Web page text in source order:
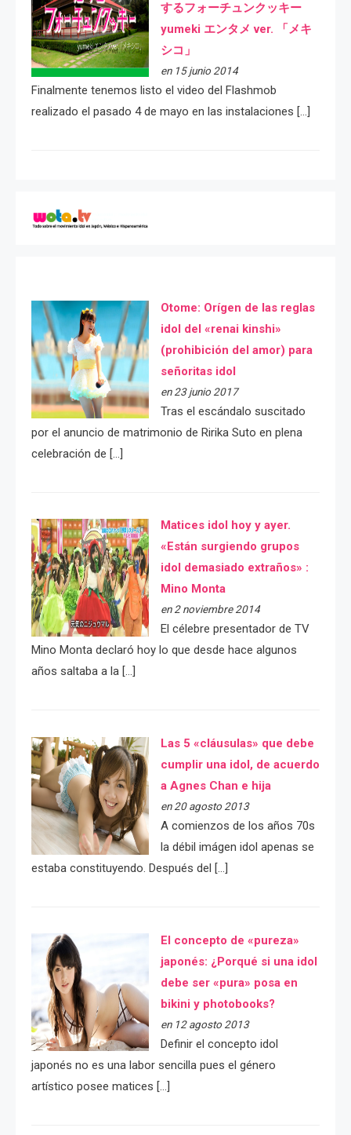
するフォーチュンクッキー
yumeki エンタメ ver. 「メキ
シコ」
en 15 junio 2014
Finalmente tenemos listo el video del Flashmob
realizado el pasado 4 de mayo en las instalaciones […]
Otome: Orígen de las reglas
idol del «renai kinshi»
(prohibición del amor) para
señoritas idol
en 23 junio 2017
Tras el escándalo suscitado
por el anuncio de matrimonio de Ririka Suto en plena
celebración de […]
Matices idol hoy y ayer.
«Están surgiendo grupos
idol demasiado extraños» :
Mino Monta
en 2 noviembre 2014
El célebre presentador de TV
Mino Monta declaró hoy lo que desde hace algunos
años saltaba a la […]
Las 5 «cláusulas» que debe
cumplir una idol, de acuerdo
a Agnes Chan e hija
en 20 agosto 2013
A comienzos de los años 70s
la débil imágen idol apenas se
estaba constituyendo. Después del […]
El concepto de «pureza»
japonés: ¿Porqué si una idol
debe ser «pura» posa en
bikini y photobooks?
en 12 agosto 2013
Definir el concepto idol
japonés no es una labor sencilla pues el género
artístico posee matices […]